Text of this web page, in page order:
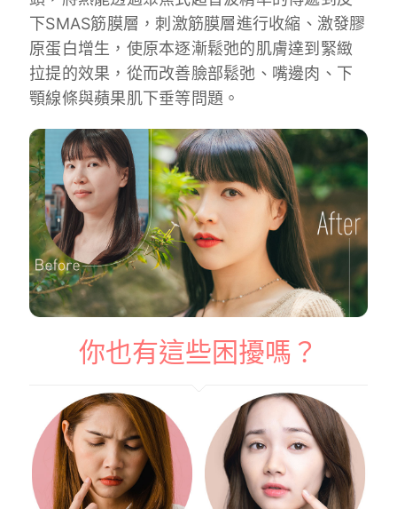
下SMAS筋膜層，刺激筋膜層進行收縮、激發膠
原蛋白增生，使原本逐漸鬆弛的肌膚達到緊緻
拉提的效果，從而改善臉部鬆弛、嘴邊肉、下
顎線條與蘋果肌下垂等問題。
你也有這些困擾嗎？